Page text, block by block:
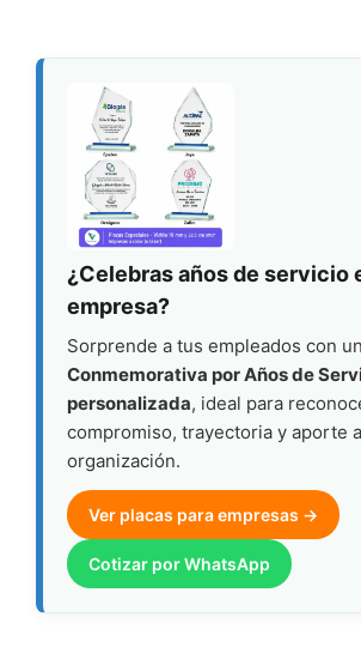
¿Celebras años de servicio
empresa?
Sorprende a tus empleados con
Conmemorativa por Años de
personalizada, ideal para
compromiso, trayectoria y aporte
organización.
Ver placas para empresas →
Cotizar por WhatsApp